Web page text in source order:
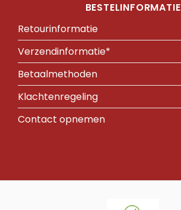
BESTELINFORMATIE
Retourinformatie
Verzendinformatie*
Betaalmethoden
Klachtenregeling
Contact opnemen